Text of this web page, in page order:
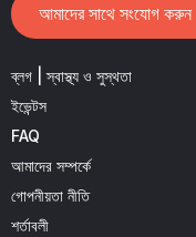
আমাদের সাথে সংযোগ করুন
ব্লগ | স্বাস্থ্য ও সুস্থতা
ইভেন্টস
FAQ
আমাদের সম্পর্কে
গোপনীয়তা নীতি
শর্তাবলী